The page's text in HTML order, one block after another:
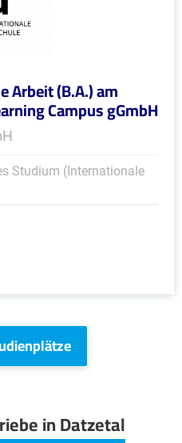
Arbeit (B.A.) am
Campus gGmbH
Studium (Internationale
in Datzetal